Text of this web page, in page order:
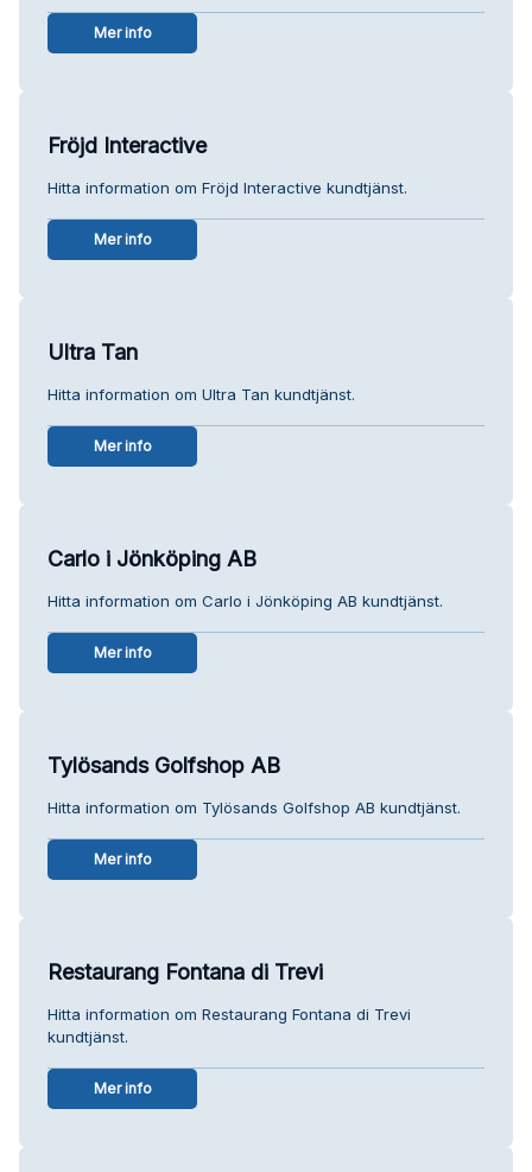
Mer info
Fröjd Interactive
Hitta information om Fröjd Interactive kundtjänst.
Mer info
Ultra Tan
Hitta information om Ultra Tan kundtjänst.
Mer info
Carlo i Jönköping AB
Hitta information om Carlo i Jönköping AB kundtjänst.
Mer info
Tylösands Golfshop AB
Hitta information om Tylösands Golfshop AB kundtjänst.
Mer info
Restaurang Fontana di Trevi
Hitta information om Restaurang Fontana di Trevi
kundtjänst.
Mer info